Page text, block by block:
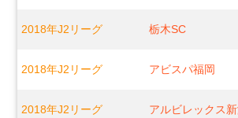
2018年J2リーグ 栃木SC
2018年J2リーグ アビスパ福岡
2018年J2リーグ アルビレックス